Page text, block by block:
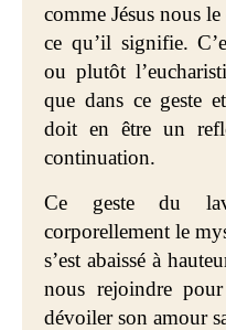
comme Jésus nous
ce qu’il signifie.
ou plutôt
que dans ce geste
doit en être un
continuation.
Ce geste du
corporellement le
s’est abaissé à
nous rejoindre
dévoiler son amour